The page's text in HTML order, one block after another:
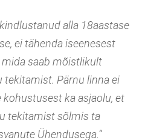
alla 18aastase
ei tähenda iseenesest
mida saab mõistlikult
tekitamist. Pärnu linna ei
ka asjaolu, et
tekitamist sõlmis ta
Ühendusega.“